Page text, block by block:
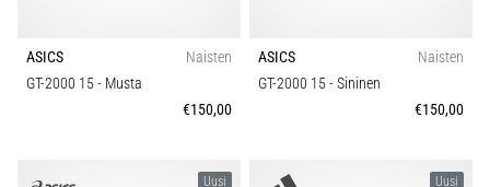
ASICS
Naisten
GT-2000 15- Musta
€150,00
ASICS
Naisten
GT-2000 15- Sininen
€150,00
Uusi Uusi